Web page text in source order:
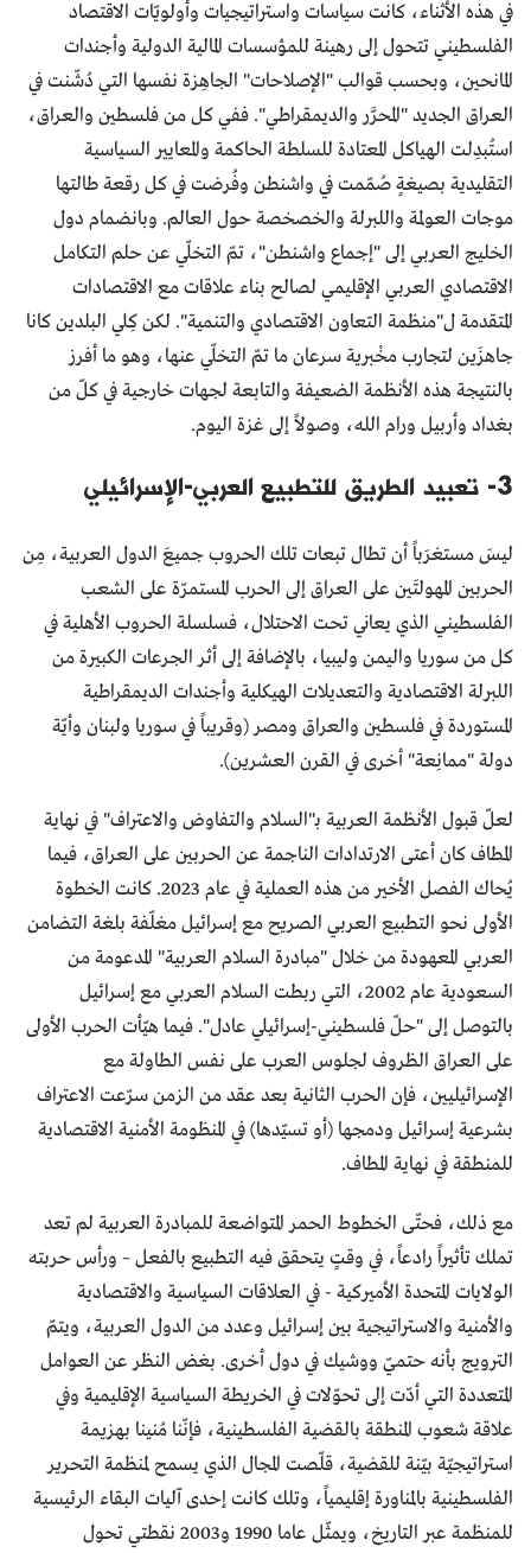
في هذه الأثناء، كانت سياسات واستراتيجيات وأولويّات الاقتصاد
الفلسطيني تتحول إلى رهينة للمؤسسات المالية الدولية وأجندات
المانحين، وبحسب قوالب "الإصلاحات" الجاهِزة نفسها التي دُشّنت في
العراق الجديد "المحرَّر والديمقراطي". ففي كل من فلسطين والعراق،
استُبدِلت الهياكل المعتادة للسلطة الحاكمة والمعايير السياسية
التقليدية بصيغةٍ صُمّمت في واشنطن وفُرضت في كل رقعة طالتها
موجات العولمة واللبرلة والخصخصة حول العالم. وبانضمام دول
الخليج العربي إلى "إجماع واشنطن"، تمّ التخلّي عن حلم التكامل
الاقتصادي العربي الإقليمي لصالح بناء علاقات مع الاقتصادات
المتقدمة ل"منظمة التعاون الاقتصادي والتنمية". لكن كِلي البلدين كانا
جاهزَين لتجارب مخْبرية سرعان ما تمّ التخلّي عنها، وهو ما أفرز
بالنتيجة هذه الأنظمة الضعيفة والتابعة لجهات خارجية في كلّ من
بغداد وأربيل ورام الله، وصولاً إلى غزة اليوم.
3- تعبيد الطريق للتطبيع العربي-الإسرائيلي
ليسَ مستغرَباً أن تطال تبعات تلك الحروب جميعَ الدول العربية، مِن
الحربين المهولتَين على العراق إلى الحرب المستمرّة على الشعب
الفلسطيني الذي يعاني تحت الاحتلال، فسلسلة الحروب الأهلية في
كل من سوريا واليمن وليبيا، بالإضافة إلى أثر الجرعات الكبيرة من
اللبرلة الاقتصادية والتعديلات الهيكلية وأجندات الديمقراطية
المستوردة في فلسطين والعراق ومصر (وقريباً في سوريا ولبنان وأيّة
دولة "ممانِعة" أخرى في القرن العشرين).
لعلّ قبول الأنظمة العربية بـ"السلام والتفاوض والاعتراف" في نهاية
المطاف كان أعتى الارتدادات الناجمة عن الحربين على العراق، فيما
يُحاك الفصل الأخير من هذه العملية في عام 2023. كانت الخطوة
الأولى نحو التطبيع العربي الصريح مع إسرائيل مغلّفة بلغة التضامن
العربي المعهودة من خلال "مبادرة السلام العربية" المدعومة من
السعودية عام 2002، التي ربطت السلام العربي مع إسرائيل
بالتوصل إلى "حلّ فلسطيني-إسرائيلي عادل". فيما هيّأت الحرب الأولى
على العراق الظروف لجلوس العرب على نفس الطاولة مع
الإسرائيليين، فإن الحرب الثانية بعد عقد من الزمن سرّعت الاعتراف
بشرعية إسرائيل ودمجها (أو تسيّدها) في المنظومة الأمنية الاقتصادية
للمنطقة في نهاية المطاف.
مع ذلك، فحتّى الخطوط الحمر المتواضعة للمبادرة العربية لم تعد
تملك تأثيراً رادعاً، في وقتٍ يتحقق فيه التطبيع بالفعل – ورأس حربته
الولايات المتحدة الأميركية - في العلاقات السياسية والاقتصادية
والأمنية والاستراتيجية بين إسرائيل وعدد من الدول العربية، ويتمّ
الترويج بأنه حتميّ ووشيك في دول أخرى. بغض النظر عن العوامل
المتعددة التي أدّت إلى تحوّلات في الخريطة السياسية الإقليمية وفي
علاقة شعوب المنطقة بالقضية الفلسطينية، فإنّنا مُنينا بهزيمة
استراتيجيّة بيّنة للقضية، قلّصت المجال الذي يسمح لمنظمة التحرير
الفلسطينية بالمناورة إقليمياً، وتلك كانت إحدى آليات البقاء الرئيسية
للمنظمة عبر التاريخ، ويمثّل عاما 1990 و2003 نقطتي تحول